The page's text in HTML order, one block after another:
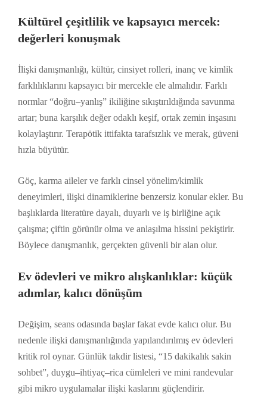
Kültürel çeşitlilik ve kapsayıcı mercek:
değerleri konuşmak
İlişki danışmanlığı, kültür, cinsiyet rolleri, inanç ve kimlik
farklılıklarını kapsayıcı bir mercekle ele almalıdır. Farklı
normlar “doğru–yanlış” ikiliğine sıkıştırıldığında savunma
artar; buna karşılık değer odaklı keşif, ortak zemin inşasını
kolaylaştırır. Terapötik ittifakta tarafsızlık ve merak, güveni
hızla büyütür.
Göç, karma aileler ve farklı cinsel yönelim/kimlik
deneyimleri, ilişki dinamiklerine benzersiz konular ekler. Bu
başlıklarda literatüre dayalı, duyarlı ve iş birliğine açık
çalışma; çiftin görünür olma ve anlaşılma hissini pekiştirir.
Böylece danışmanlık, gerçekten güvenli bir alan olur.
Ev ödevleri ve mikro alışkanlıklar: küçük
adımlar, kalıcı dönüşüm
Değişim, seans odasında başlar fakat evde kalıcı olur. Bu
nedenle ilişki danışmanlığında yapılandırılmış ev ödevleri
kritik rol oynar. Günlük takdir listesi, “15 dakikalık sakin
sohbet”, duygu–ihtiyaç–rica cümleleri ve mini randevular
gibi mikro uygulamalar ilişki kaslarını güçlendirir.